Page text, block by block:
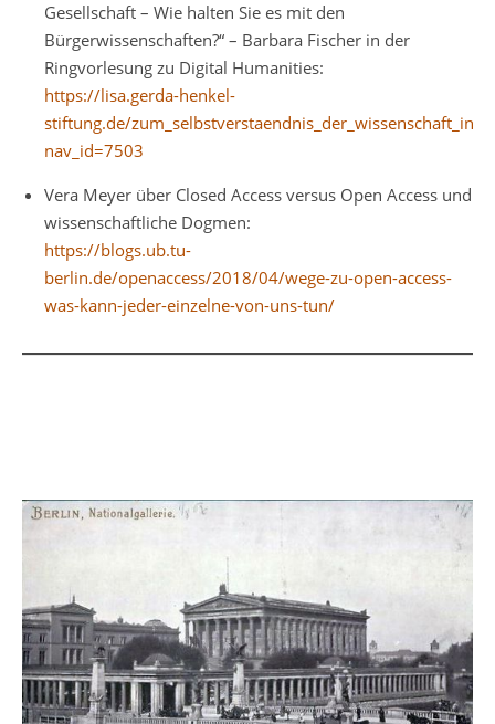
Gesellschaft – Wie halten Sie es mit den
Bürgerwissenschaften?“ – Barbara Fischer in der
Ringvorlesung zu Digital Humanities:
https://lisa.gerda-henkel-
stiftung.de/
nav_id=7503
Vera Meyer über Closed Access versus Open Access und
wissenschaftliche Dogmen:
https://blogs.ub.tu-
berlin.de/openaccess/2018/04/wege-zu-open-access-
was-kann-jeder-einzelne-von-uns-tun/